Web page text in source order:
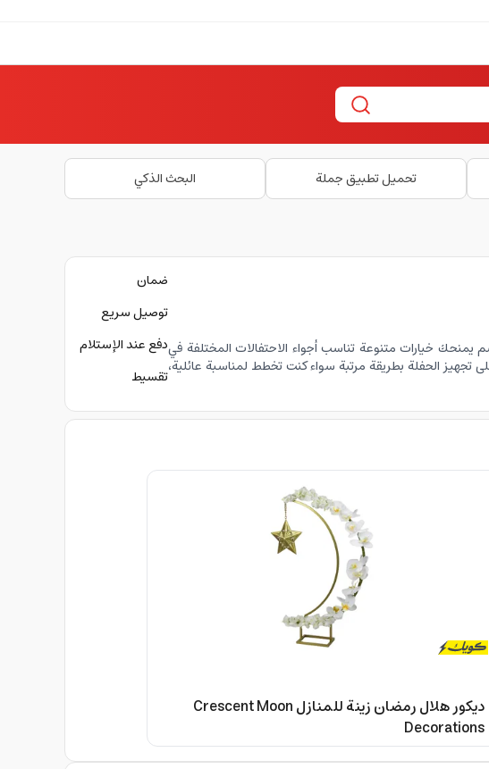
تحميل تطبيق جملة البحث الذكي
خيارات متنوعة تناسب أجواء الاحتفالات المختلفة في
الحفلة بطريقة مرتبة سواء كنت تخطط لمناسبة عائلية،
ضمان
توصيل سريع
دفع عند الإستلام
تقسيط
ديكور هلال رمضان زينة للمنازل Crescent Moon
Decorations